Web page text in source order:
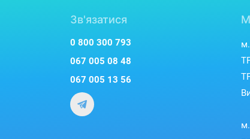
Зв'язатися
0 800 300 793
067 005 08 48
067 005 13 56